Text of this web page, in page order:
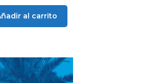
era:
es:
al carrito